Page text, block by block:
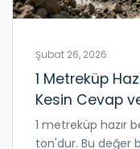
Şubat 26, 2026
1 Metreküp
Kesin Cevap
1 metreküp hazır
ton'dur. Bu değer